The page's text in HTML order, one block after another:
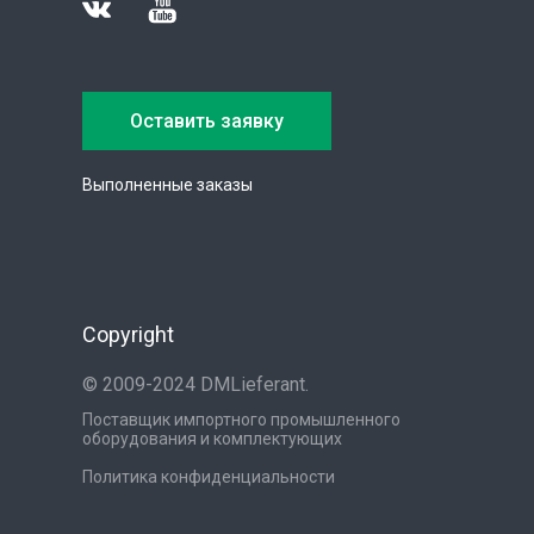
Оставить заявку
Выполненные заказы
Copyright
© 2009-2024 DMLieferant.
Поставщик импортного промышленного
оборудования и комплектующих
Политика конфиденциальности